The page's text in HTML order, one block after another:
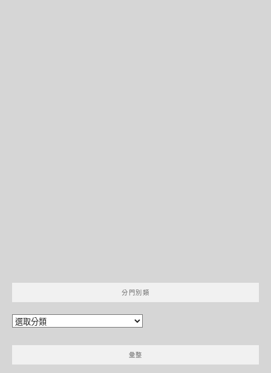
分門別類
分
別
彙整